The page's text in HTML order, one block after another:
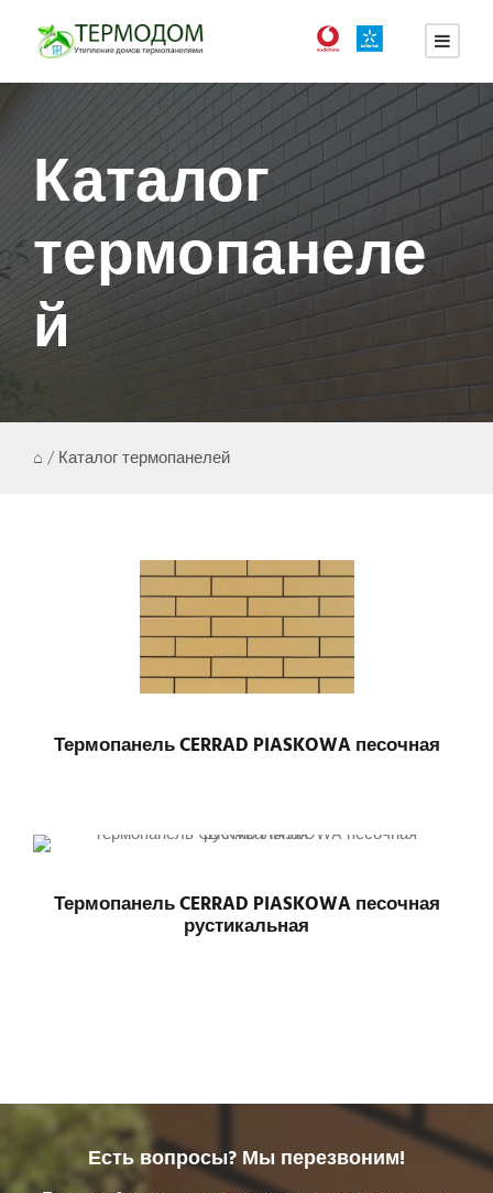
Каталог
термопанеле
й
⌂ /Каталог термопанелей
Термопанель CERRAD PIASKOWA песочная
Термопанель CERRAD PIASKOWA песочная
рустикальная
Есть вопросы? Мы перезвоним!